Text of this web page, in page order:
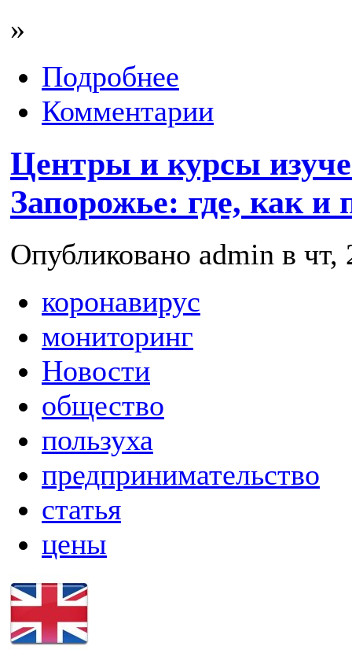
»
Подробнее
Комментарии
Центры и курсы
Запорожье: где, как и
Опубликовано admin в
коронавирус
мониторинг
Новости
общество
пользуха
предпринимательство
статья
цены